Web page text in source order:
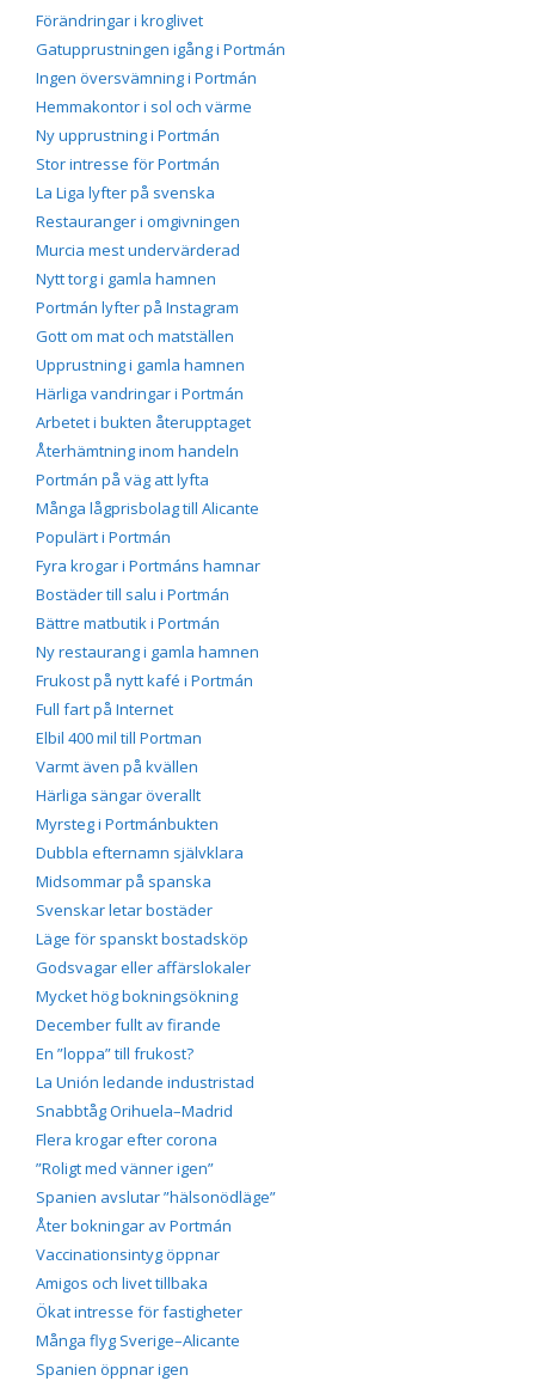
Förändringar i kroglivet
Gatupprustningen igång i Portmán
Ingen översvämning i Portmán
Hemmakontor i sol och värme
Ny upprustning i Portmán
Stor intresse för Portmán
La Liga lyfter på svenska
Restauranger i omgivningen
Murcia mest undervärderad
Nytt torg i gamla hamnen
Portmán lyfter på Instagram
Gott om mat och matställen
Upprustning i gamla hamnen
Härliga vandringar i Portmán
Arbetet i bukten återupptaget
Återhämtning inom handeln
Portmán på väg att lyfta
Många lågprisbolag till Alicante
Populärt i Portmán
Fyra krogar i Portmáns hamnar
Bostäder till salu i Portmán
Bättre matbutik i Portmán
Ny restaurang i gamla hamnen
Frukost på nytt kafé i Portmán
Full fart på Internet
Elbil 400 mil till Portman
Varmt även på kvällen
Härliga sängar överallt
Myrsteg i Portmánbukten
Dubbla efternamn självklara
Midsommar på spanska
Svenskar letar bostäder
Läge för spanskt bostadsköp
Godsvagar eller affärslokaler
Mycket hög bokningsökning
December fullt av firande
En ”loppa” till frukost?
La Unión ledande industristad
Snabbtåg Orihuela–Madrid
Flera krogar efter corona
”Roligt med vänner igen”
Spanien avslutar ”hälsonödläge”
Åter bokningar av Portmán
Vaccinationsintyg öppnar
Amigos och livet tillbaka
Ökat intresse för fastigheter
Många flyg Sverige–Alicante
Spanien öppnar igen